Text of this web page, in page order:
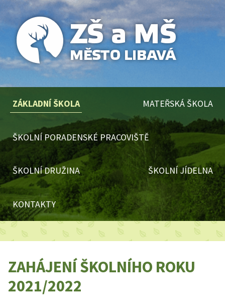
ZÁKLADNÍ ŠKOLA MATEŘSKÁ ŠKOLA
ŠKOLNÍ PORADENSKÉ PRACOVIŠTĚ
ŠKOLNÍ DRUŽINA ŠKOLNÍ JÍDELNA
KONTAKTY
ZAHÁJENÍ ŠKOLNÍHO ROKU
2021/2022